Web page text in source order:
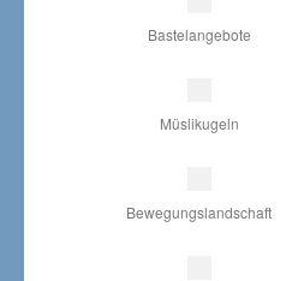
Bastelangebote
Müslikugeln
Bewegungslandschaft